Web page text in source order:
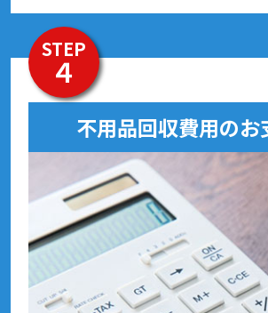
STEP
４
不用品回収費用のお